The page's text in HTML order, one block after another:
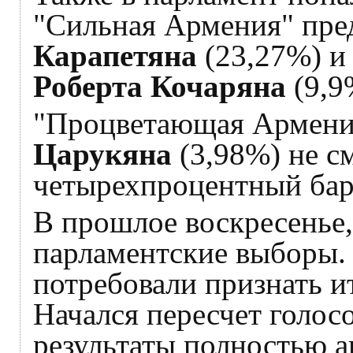
"Сильная Армения"
Карапетяна (23,27%) и
Роберта Кочаряна
"Процветающая
Царукяна (3,98%) не
четырехпроцентный
В прошлое
парламентские
потребовали признать
Начался пересчет
результаты полностью